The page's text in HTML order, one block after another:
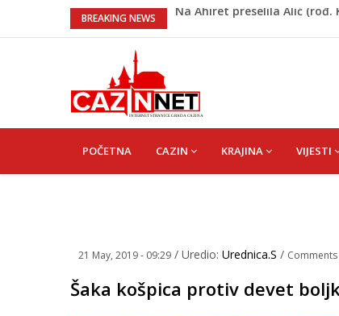
BREAKING NEWS
Heroji se ne zaboravljaju –
Video/ Severina prekinula
Kratak predah od vrućina,
Na Ahiret preselila Alić (rođ.
NAVIGATION
POČETNA CAZIN KRAJINA VIJESTI
21 May, 2019 - 09:29 / Uredio: Urednica.S / Comments
Šaka košpica protiv devet